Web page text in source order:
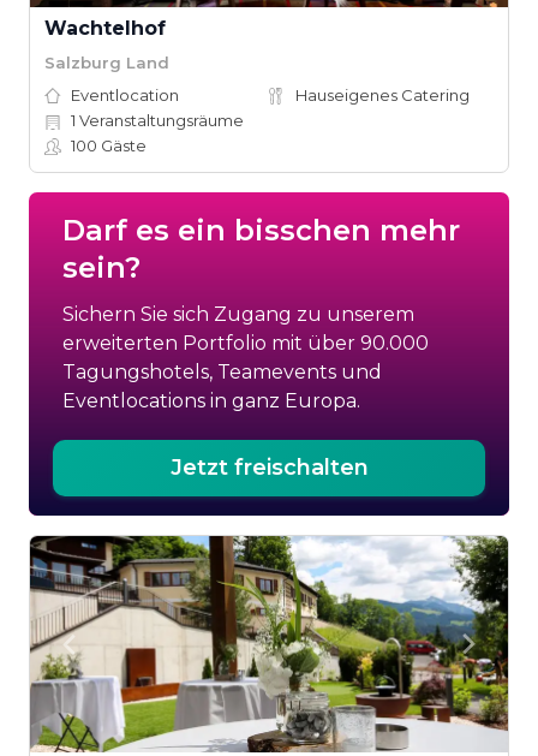
Wachtelhof
Salzburg Land
Eventlocation
Hauseigenes Catering
1 Veranstaltungsräume
100 Gäste
Darf es ein bisschen mehr
sein?
Sichern Sie sich Zugang zu unserem
erweiterten Portfolio mit über 90.000
Tagungshotels, Teamevents und
Eventlocations in ganz Europa.
Jetzt freischalten